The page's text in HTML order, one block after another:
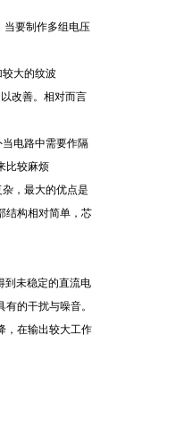
当要制作多组电压
大的纹波
改善。相对而言
电路中需要作隔
比较麻烦
，最大的优点是
结构相对简单，芯
到未稳定的直流电
的干扰与噪音。
，在输出较大工作